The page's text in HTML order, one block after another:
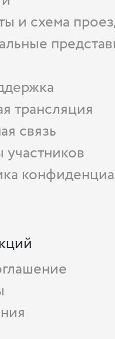
и схема
трансляция
связь